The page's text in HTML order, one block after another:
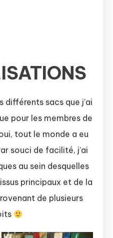
différents sacs que j’ai
pour les membres de
tout le monde a eu
souci de facilité, j’ai
au sein desquelles
principaux et de la
de plusieurs